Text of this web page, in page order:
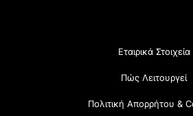
Εταιρικά Στοιχεία
Πώς Λειτουργεί
Πολιτική Απορρήτου &